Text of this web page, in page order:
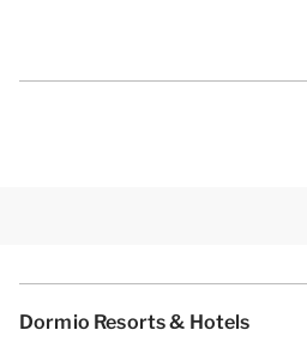
Dormio Resorts & Hotels